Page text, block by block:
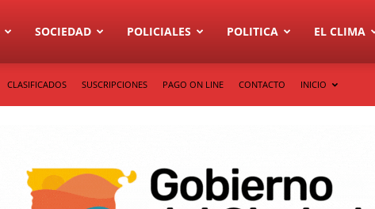
SOCIEDAD POLICIALES POLITICA EL CLIMA
CLASIFICADOS SUSCRIPCIONES PAGO ON LINE CONTACTO INICIO